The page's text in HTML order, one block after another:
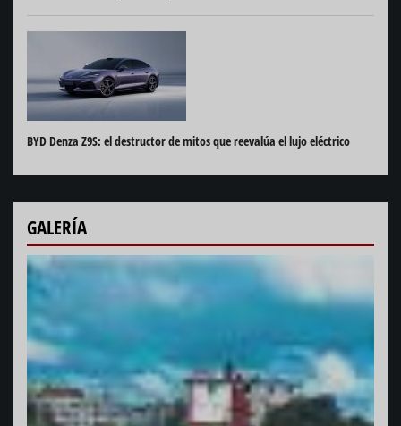
BYD Denza Z9S: el destructor de mitos que reevalúa el lujo eléctrico
GALERÍA